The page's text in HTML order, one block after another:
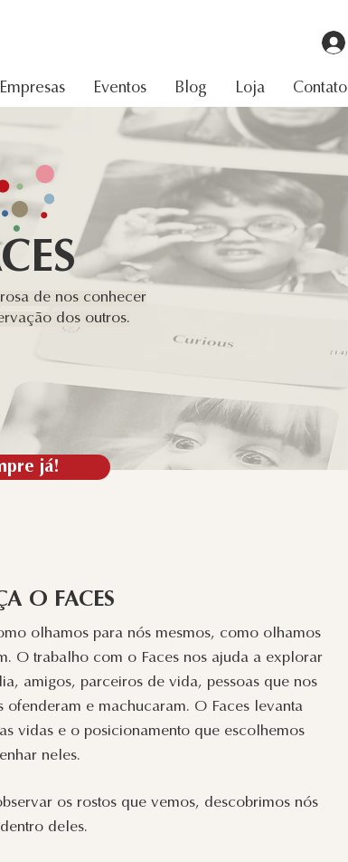
Eventos Blog Loja Contato
de nos conhecer
dos outros.
já!
O FACES
olhamos para nós mesmos, como olhamos
O trabalho com o Faces nos ajuda a explorar
amigos, parceiros de vida, pessoas que nos
ofenderam e machucaram. O Faces levanta
vidas e o posicionamento que escolhemos
neles.
os rostos que vemos, descobrimos nós
deles.